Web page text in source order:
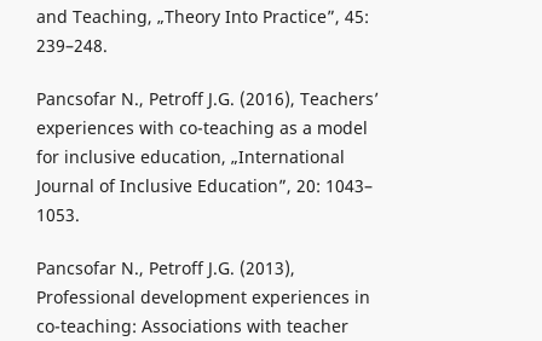
and Teaching, „Theory Into Practice”, 45:
239–248.
Pancsofar N., Petroff J.G. (2016), Teachers’
experiences with co-teaching as a model
for inclusive education, „International
Journal of Inclusive Education”, 20: 1043–
1053.
Pancsofar N., Petroff J.G. (2013),
Professional development experiences in
co-teaching: Associations with teacher